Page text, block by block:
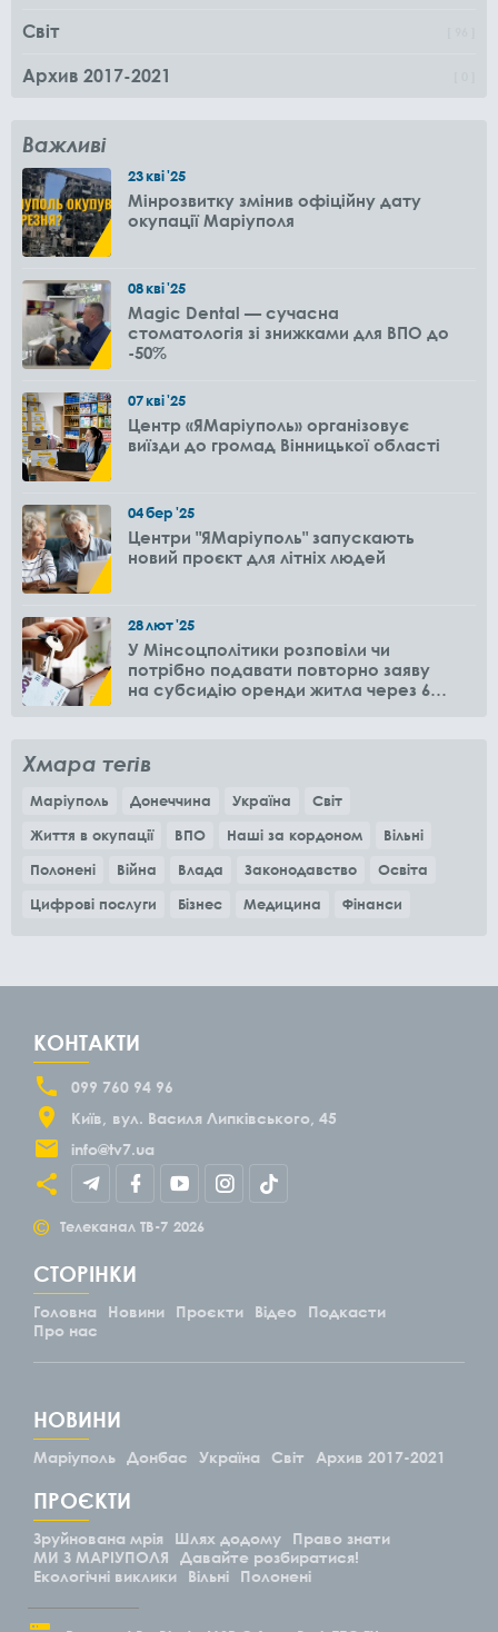
Світ
Архив 2017-2021
Важливі
23кві'25
Мінрозвитку змінив офіційну дату
окупації Маріуполя
08кві'25
Magic Dental — сучасна
стоматологія зі знижками для ВПО до
-50%
07кві'25
Центр «ЯМаріуполь» організовує
виїзди до громад Вінницької області
04бер'25
Центри "ЯМаріуполь" запускають
новий проєкт для літніх людей
28лют'25
У Мінсоцполітики розповіли чи
потрібно подавати повторно заяву
на субсидію оренди житла через 6
Хмара тегів
Маріуполь Донеччина Україна
Світ
Життя в окупації
ВПО Наші за кордоном
Вільні
Полонені
Війна Влада Законодавство
Освіта
Цифрові послуги
Бізнес Медицина Фінанси
КОНТАКТИ
099 760 94 96
Київ
вул. Василя Липківського, 45
info@tv7.ua
© Телеканал ТВ-7 2026
СТОРІНКИ
Головна Новини Проєкти Відео
Подкасти
Про нас
НОВИНИ
Маріуполь Донбас Україна Світ Архив 2017-2021
ПРОЄКТИ
Зруйнована мрія Шлях додому
Право знати
МИ З МАРІУПОЛЯ
Давайте розбиратися!
Екологічні виклики
Вільні Полонені